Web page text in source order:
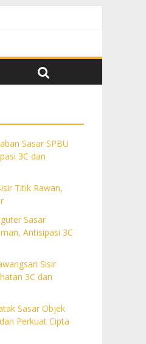
Sasar SPBU
3C dan
Titik Rawan,
Sasar
Antisipasi 3C
Sisir
3C dan
Sasar Objek
Perkuat Cipta